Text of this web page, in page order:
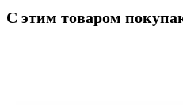
С этим товаром